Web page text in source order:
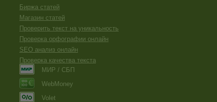
Биржа статей
Магазин статей
Проверить текст на уникальность
Проверка орфографии онлайн
SEO анализ онлайн
Проверка качества текста
МИР / СБП
WebMoney
Volet